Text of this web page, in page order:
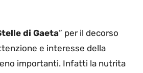
di Gaeta” per il decorso
e interesse della
importanti. Infatti la nutrita